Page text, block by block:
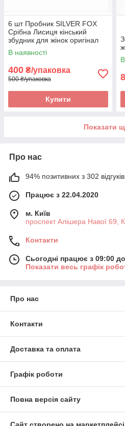
6 шт Пробник SILVER FOX
Срібна Лисиця кінський
збудник для жінок оригінал
В наявності
400 ₴/упаковка
500 ₴/упаковка
Купити
Показати
Про нас
94% позитивних з 302 відгуків
Працює з 22.04.2020
м. Київ
проспект Алішера Навої 69,
Контакти
Сьогодні працює з 09:00
Показати весь графік
Про нас
Контакти
Доставка та оплата
Графік роботи
Повна версія сайту